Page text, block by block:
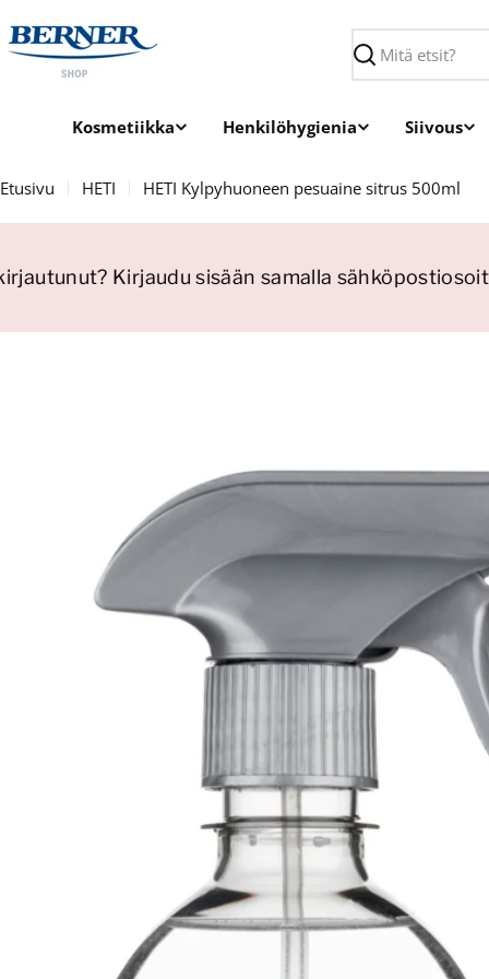
sisältöön
Haku
Kosmetiikka Henkilöhygienia Siivous
Etusivu HETI HETI Kylpyhuoneen pesuaine sitrus 500ml
Kirjaudu sisään samalla